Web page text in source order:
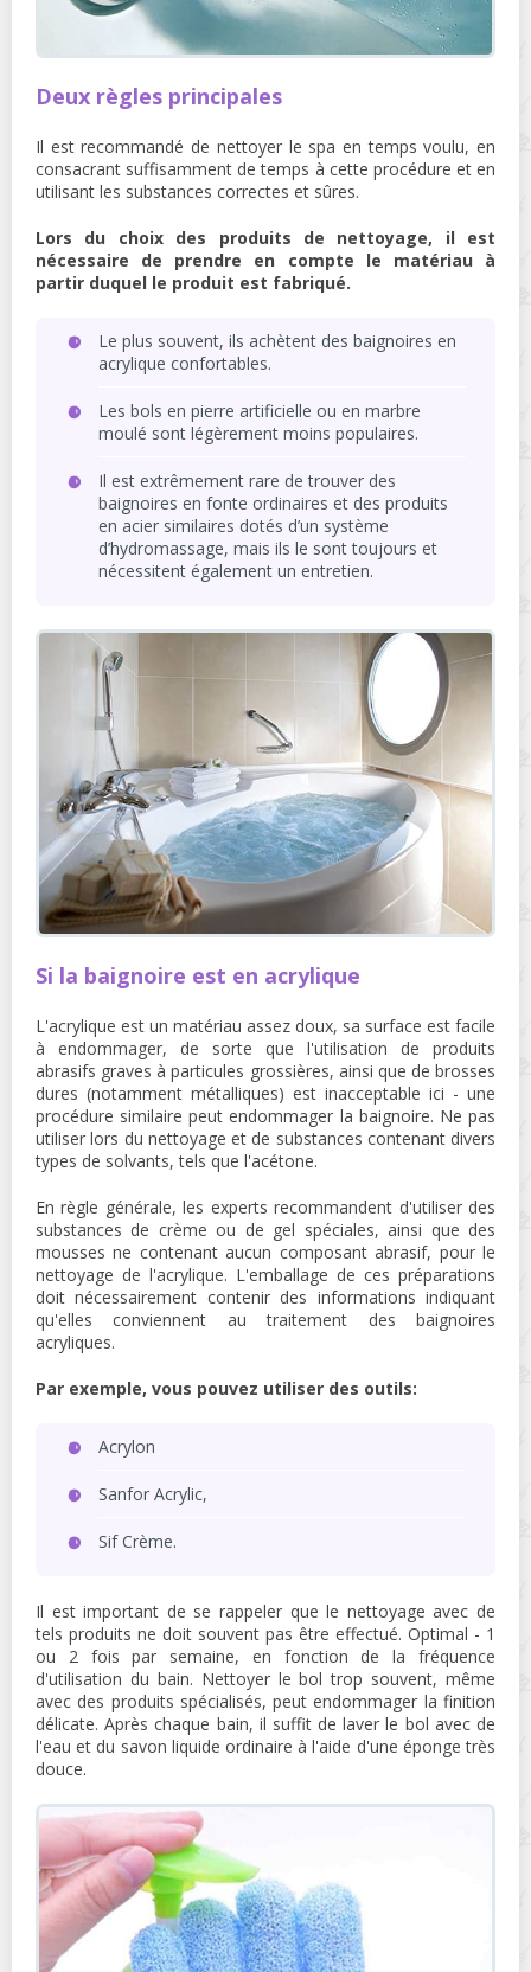
Deux règles principales
Il est recommandé de nettoyer le spa en temps voulu, en
consacrant suffisamment de temps à cette procédure et en
utilisant les substances correctes et sûres.
Lors du choix des produits de nettoyage, il est
nécessaire de prendre en compte le matériau à
partir duquel le produit est fabriqué.
Le plus souvent, ils achètent des baignoires en
acrylique confortables.
Les bols en pierre artificielle ou en marbre
moulé sont légèrement moins populaires.
Il est extrêmement rare de trouver des
baignoires en fonte ordinaires et des produits
en acier similaires dotés d’un système
d’hydromassage, mais ils le sont toujours et
nécessitent également un entretien.
Si la baignoire est en acrylique
L'acrylique est un matériau assez doux, sa surface est facile
à endommager, de sorte que l'utilisation de produits
abrasifs graves à particules grossières, ainsi que de brosses
dures (notamment métalliques) est inacceptable ici - une
procédure similaire peut endommager la baignoire. Ne pas
utiliser lors du nettoyage et de substances contenant divers
types de solvants, tels que l'acétone.
En règle générale, les experts recommandent d'utiliser des
substances de crème ou de gel spéciales, ainsi que des
mousses ne contenant aucun composant abrasif, pour le
nettoyage de l'acrylique. L'emballage de ces préparations
doit nécessairement contenir des informations indiquant
qu'elles conviennent au traitement des baignoires
acryliques.
Par exemple, vous pouvez utiliser des outils:
Acrylon
Sanfor Acrylic,
Sif Crème.
Il est important de se rappeler que le nettoyage avec de
tels produits ne doit souvent pas être effectué. Optimal - 1
ou 2 fois par semaine, en fonction de la fréquence
d'utilisation du bain. Nettoyer le bol trop souvent, même
avec des produits spécialisés, peut endommager la finition
délicate. Après chaque bain, il suffit de laver le bol avec de
l'eau et du savon liquide ordinaire à l'aide d'une éponge très
douce.